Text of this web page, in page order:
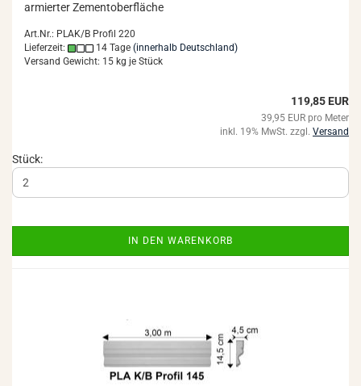
ar­mier­ter Ze­ment­ober­flä­che
Art.Nr.: PLAK/B Profil 220
Lieferzeit:
14 Tage (innerhalb Deutschland)
Versand Gewicht: 15 kg je Stück
119,85 EUR
39,95 EUR pro Meter
inkl. 19% MwSt. zzgl. Versand
Stück:
IN DEN WARENKORB